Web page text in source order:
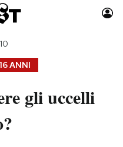
Moda
Consumismi
16 ANNI
gli uccelli